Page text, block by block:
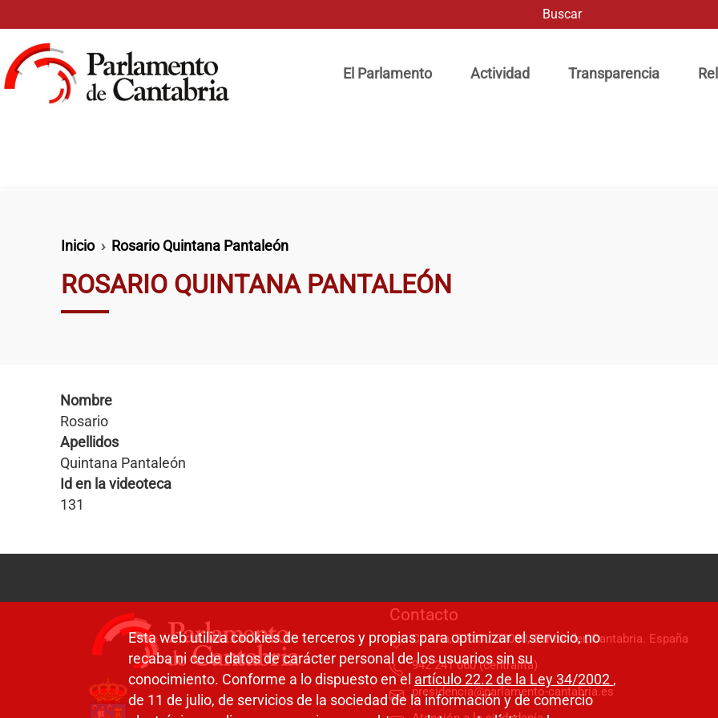
El Parlamento
Actividad Transparencia
Ruta de navegación
Inicio Rosario Quintana Pantaleón
ROSARIO QUINTANA PANTALEÓN
Nombre
Rosario
Apellidos
Quintana Pantaleón
Id en la videoteca
131
Contacto
C/ Alta, 31-33 / 39008, Santander, Cantabria. España
942 241 060 (centralita)
presidencia@parlamento-cantabria.es
Esta web utiliza cookies de terceros y propias para optimizar el servicio, no
recaba ni cede datos de carácter personal de los usuarios sin su
conocimiento. Conforme a lo dispuesto en el artículo 22.2 de la Ley 34/2002 ,
de 11 de julio, de servicios de la sociedad de la información y de comercio